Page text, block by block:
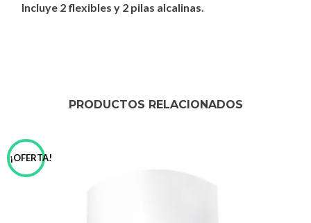
Incluye 2 flexibles y 2 pilas alcalinas.
PRODUCTOS RELACIONADOS
¡OFERTA!